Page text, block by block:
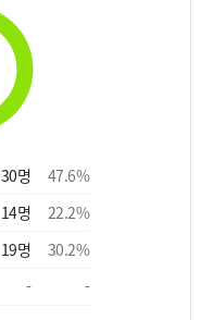
30명 47.6%
14명 22.2%
19명 30.2%
-
-